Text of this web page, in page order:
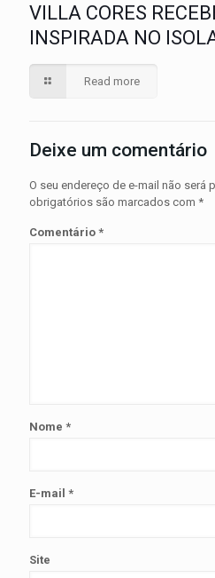
VILLA CORES
INSPIRADA NO
Read more
Deixe um comentário
O seu endereço de e-mail não será
obrigatórios são marcados com *
Comentário *
Nome *
E-mail *
Site